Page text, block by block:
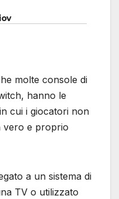
molte console di
hanno le
cui i giocatori non
vero e proprio
a un sistema di
TV o utilizzato